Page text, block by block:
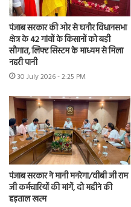
पंजाब सरकार की ओर से घनौर विधानसभा
क्षेत्र के 42 गांवों के किसानों को बड़ी
सौगात, लिफ्ट सिस्टम के माध्यम से मिला
नहरी पानी
30 July 2026 - 2:25 PM
पंजाब सरकार ने मानी मनरेगा/वीबी जी राम
जी कर्मचारियों की मांगें, दो महीने की
हड़ताल खत्म